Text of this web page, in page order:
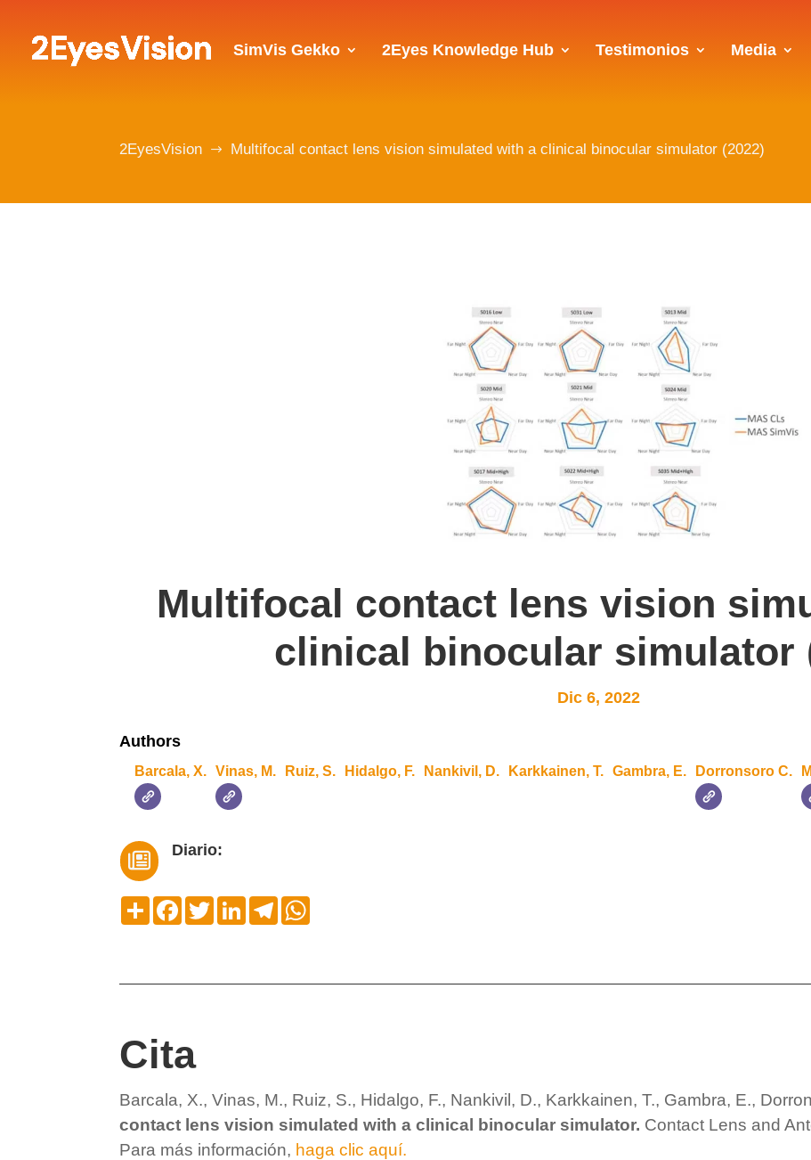
SimVis Gekko 2Eyes Knowledge Hub Testimonios Media
2EyesVision $ Multifocal contact lens vision simulated with a clinical binocular simulator (2022)
Multifocal contact lens vision
clinical binocular simulator
Dic 6, 2022
Authors
Barcala, X. Vinas, M. Ruiz, S. Hidalgo, F. Nankivil, D. Karkkainen, T. Gambra, E. Dorronsoro C.
 Diario:
CompartirFacebook
TwitterLinkedInTelegram
Cita
Barcala, X., Vinas, M., Ruiz, S., Hidalgo, F., Nankivil, D., Karkkainen, T., Gambra, E.,
contact lens vision simulated with a clinical binocular simulator. Contact Lens and
Para más información, haga clic aquí.